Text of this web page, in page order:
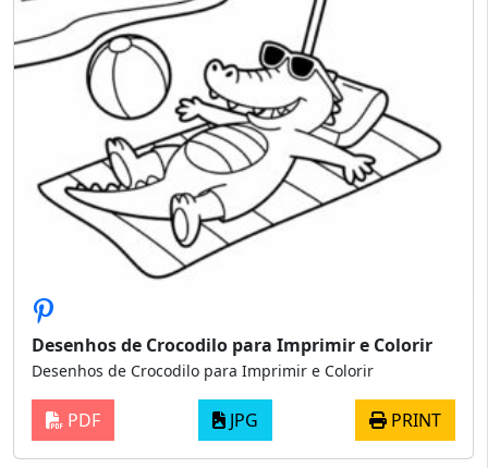
Desenhos de Crocodilo para Imprimir e Colorir
Desenhos de Crocodilo para Imprimir e Colorir
PDF JPG PRINT